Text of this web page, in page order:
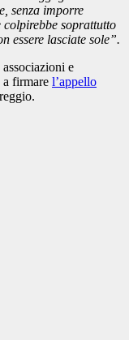
senza imporre
colpirebbe soprattutto
essere lasciate sole”.
e
a firmare l’appello